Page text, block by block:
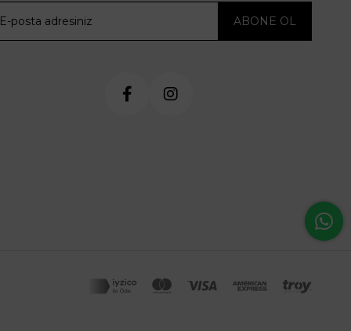
ABONE OL